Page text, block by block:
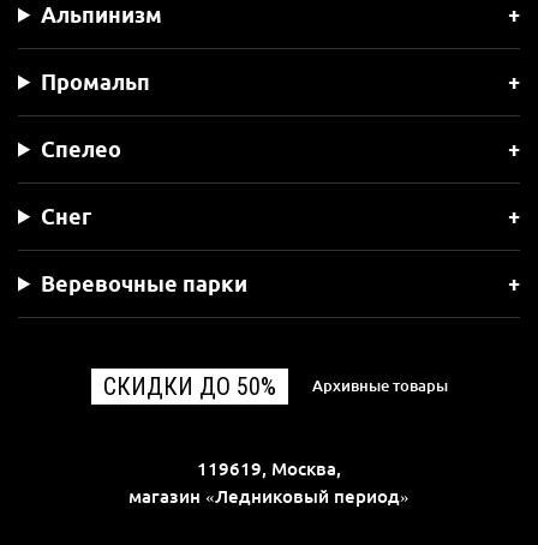
Альпинизм
Промальп
Спелео
Снег
Веревочные парки
СКИДКИ ДО 50% Архивные товары
119619, Москва,
магазин «Ледниковый период»